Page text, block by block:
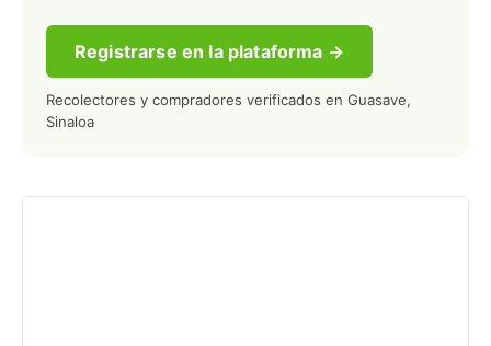
Registrarse en la plataforma →
Recolectores y compradores verificados en Guasave,
Sinaloa